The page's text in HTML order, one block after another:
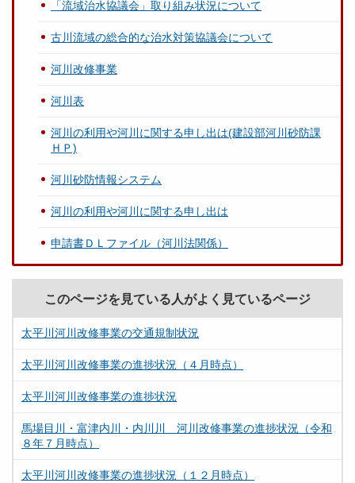
「流域治水協議会」取り組み状況について
古川流域の総合的な治水対策協議会について
河川改修事業
河川表
河川の利用や河川に関する申し出は(建設部河川砂防課
ＨＰ)
河川砂防情報システム
河川の利用や河川に関する申し出は
申請書ＤＬファイル（河川法関係）
このページを見ている人がよく見ているページ
太平川河川改修事業の交通規制状況
太平川河川改修事業の進捗状況（４月時点）
太平川河川改修事業の進捗状況
馬場目川・富津内川・内川川 河川改修事業の進捗状況（令和
８年７月時点）
太平川河川改修事業の進捗状況（１２月時点）